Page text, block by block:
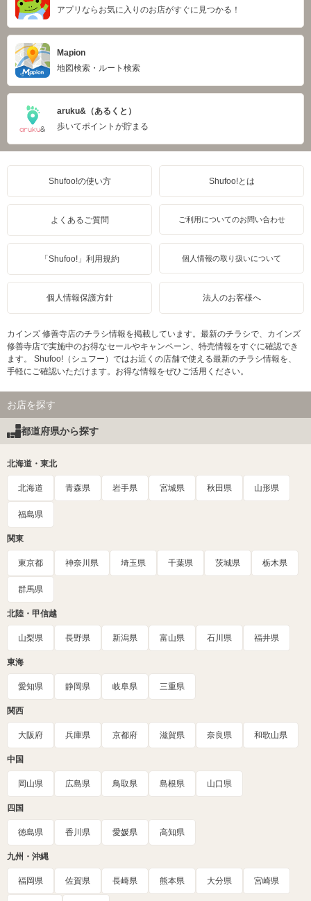
アプリならお気に入りのお店がすぐに見つかる！
Mapion
地図検索・ルート検索
aruku&（あるくと）
歩いてポイントが貯まる
Shufoo!の使い方 Shufoo!とは
よくあるご質問 ご利用についてのお問い合わせ
「Shufoo!」利用規約 個人情報の取り扱いについて
個人情報保護方針 法人のお客様へ
カインズ 修善寺店のチラシ情報を掲載しています。最新のチラシで、カインズ
修善寺店で実施中のお得なセールやキャンペーン、特売情報をすぐに確認でき
ます。 Shufoo!（シュフー）ではお近くの店舗で使える最新のチラシ情報を、
手軽にご確認いただけます。お得な情報をぜひご活用ください。
お店を探す
都道府県から探す
北海道・東北
北海道 青森県 岩手県 宮城県 秋田県 山形県
福島県
関東
東京都 神奈川県 埼玉県 千葉県 茨城県 栃木県
群馬県
北陸・甲信越
山梨県 長野県 新潟県 富山県 石川県 福井県
東海
愛知県 静岡県 岐阜県 三重県
関西
大阪府 兵庫県 京都府 滋賀県 奈良県 和歌山県
中国
岡山県 広島県 鳥取県 島根県 山口県
四国
徳島県 香川県 愛媛県 高知県
九州・沖縄
福岡県 佐賀県 長崎県 熊本県 大分県 宮崎県